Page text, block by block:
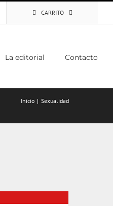
CARRITO
La editorial Contacto
Inicio Sexualidad